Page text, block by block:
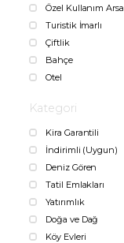
Özel Kullanım Arsa
Turistik İmarlı
Çiftlik
Bahçe
Otel
Kategori
Kira Garantili
İndirimli (Uygun)
Deniz Gören
Tatil Emlakları
Yatırımlık
Doğa ve Dağ
Köy Evleri